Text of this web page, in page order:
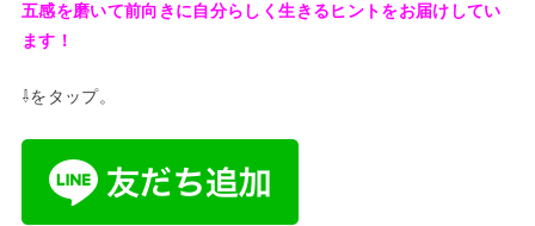
五感を磨いて前向きに自分らしく生きるヒントをお届けしてい
ます！
⇩をタップ。